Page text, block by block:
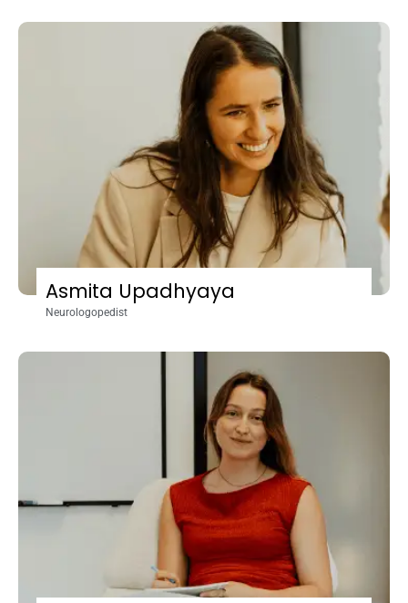
Asmita Upadhyaya
Neurologopedist